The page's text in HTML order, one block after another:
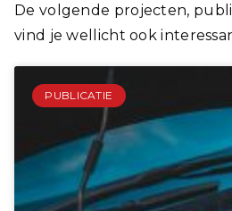
De volgende projecten,
vind je wellicht ook
PUBLICATIE